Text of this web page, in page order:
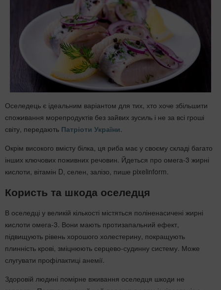
Оселедець є ідеальним варіантом для тих, хто хоче збільшити
споживання морепродуктів без зайвих зусиль і не за всі гроші
світу, передають Патріоти України.
Окрім високого вмісту білка, ця риба має у своєму складі багато
інших ключових поживних речовин. Йдеться про омега-3 жирні
кислоти, вітамін D, селен, залізо, пише pixelinform.
Користь та шкода оселедця
В оселедці у великій кількості містяться поліненасичені жирні
кислоти омега-3. Вони мають протизапальний ефект,
підвищують рівень хорошого холестерину, покращують
плинність крові, зміцнюють серцево-судинну систему. Може
слугувати профілактиці анемії.
Здоровій людині помірне вживання оселедця шкоди не